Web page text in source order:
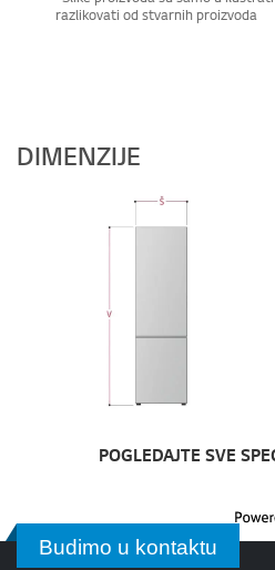
razlikovati od stvarnih proizvoda
DIMENZIJE
POGLEDAJTE SVE
Budimo u kontaktu